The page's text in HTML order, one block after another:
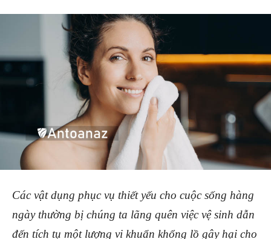
Các vật dụng phục vụ thiết yếu cho cuộc sống hàng
ngày thường bị chúng ta lãng quên việc vệ sinh dẫn
đến tích tụ một lượng vi khuẩn khổng lồ gây hại cho